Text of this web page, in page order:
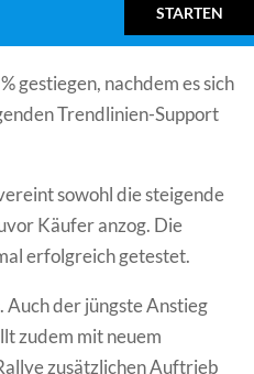
STARTEN
gestiegen, nachdem es sich
Trendlinien-Support
sowohl die steigende
Käufer anzog. Die
erfolgreich getestet.
Auch der jüngste Anstieg
zudem mit neuem
zusätzlichen Auftrieb